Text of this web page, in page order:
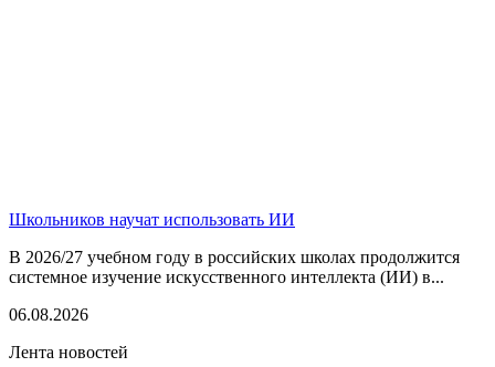
Школьников научат использовать ИИ
В 2026/27 учебном году в российских школах продолжится
системное изучение искусственного интеллекта (ИИ) в...
06.08.2026
Лента новостей